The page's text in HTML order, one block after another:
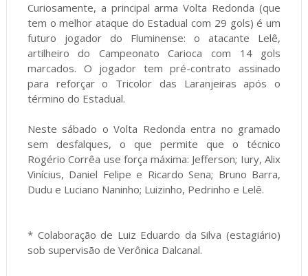
Curiosamente, a principal arma Volta Redonda (que
tem o melhor ataque do Estadual com 29 gols) é um
futuro jogador do Fluminense: o atacante Lelê,
artilheiro do Campeonato Carioca com 14 gols
marcados. O jogador tem pré-contrato assinado
para reforçar o Tricolor das Laranjeiras após o
término do Estadual.
Neste sábado o Volta Redonda entra no gramado
sem desfalques, o que permite que o técnico
Rogério Corrêa use força máxima: Jefferson; Iury, Alix
Vinícius, Daniel Felipe e Ricardo Sena; Bruno Barra,
Dudu e Luciano Naninho; Luizinho, Pedrinho e Lelê.
* Colaboração de Luiz Eduardo da Silva (estagiário)
sob supervisão de Verônica Dalcanal.